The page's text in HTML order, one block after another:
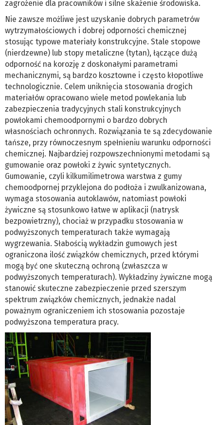
zagrożenie dla pracowników i silne skażenie środowiska.
Nie zawsze możliwe jest uzyskanie dobrych parametrów
wytrzymałościowych i dobrej odporności chemicznej
stosując typowe materiały konstrukcyjne. Stale stopowe
(nierdzewne) lub stopy metaliczne (tytan), łączące dużą
odporność na korozję z doskonałymi parametrami
mechanicznymi, są bardzo kosztowne i często kłopotliwe
technologicznie. Celem uniknięcia stosowania drogich
materiałów opracowano wiele metod powlekania lub
zabezpieczenia tradycyjnych stali konstrukcyjnych
powłokami chemoodpornymi o bardzo dobrych
własnościach ochronnych. Rozwiązania te są zdecydowanie
tańsze, przy równoczesnym spełnieniu warunku odporności
chemicznej. Najbardziej rozpowszechnionymi metodami są
gumowanie oraz powłoki z żywic syntetycznych.
Gumowanie, czyli kilkumilimetrowa warstwa z gumy
chemoodpornej przyklejona do podłoża i zwulkanizowana,
wymaga stosowania autoklawów, natomiast powłoki
żywiczne są stosunkowo łatwe w aplikacji (natrysk
bezpowietrzny), chociaż w przypadku stosowania w
podwyższonych temperaturach także wymagają
wygrzewania. Słabością wykładzin gumowych jest
ograniczona ilość związków chemicznych, przed którymi
mogą być one skuteczną ochroną (zwłaszcza w
podwyższonych temperaturach). Wykładziny żywiczne mogą
stanowić skuteczne zabezpieczenie przed szerszym
spektrum związków chemicznych, jednakże nadal
poważnym ograniczeniem ich stosowania pozostaje
podwyższona temperatura pracy.